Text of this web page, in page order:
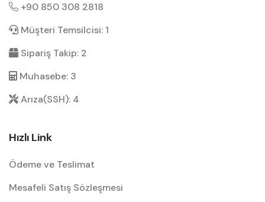
+90 850 308 2818
Müşteri Temsilcisi: 1
Sipariş Takip: 2
Muhasebe: 3
Arıza(SSH): 4
Hızlı Link
Ödeme ve Teslimat
Mesafeli Satış Sözleşmesi